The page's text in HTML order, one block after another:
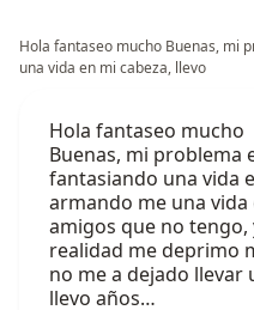
Hola fantaseo mucho Buenas, mi
una vida en mi cabeza, llevo
Hola fantaseo mucho
Buenas, mi problema
fantasiando una vida
armando me una
amigos que no tengo,
realidad me deprimo
no me a dejado
llevo años…